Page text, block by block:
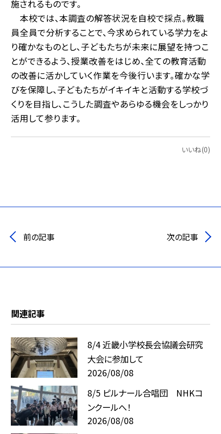
施されるものです。
本校では、本調査の解答状況を自校で採点。教職
員全員で分析することで、今求められている学力をよ
り確かなものとし、子どもたちが未来に展望を持つこ
とができるよう、授業改善をはじめ、全ての教育活動
の改善に活かしていく作業を今後行います。確かな学
びを保障し、子どもたちがイキイキと活動する学校づ
くりを目指し、こうした調査やあらゆる機会をしっかり
活用して参ります。
いいね(0)
前の記事 次の記事
関連記事
8/4 近畿小学校長会協議会研究
大会に参加して
2026/08/08
8/5 ピルナール合唱団 NHKコ
ンクールへ！
2026/08/08